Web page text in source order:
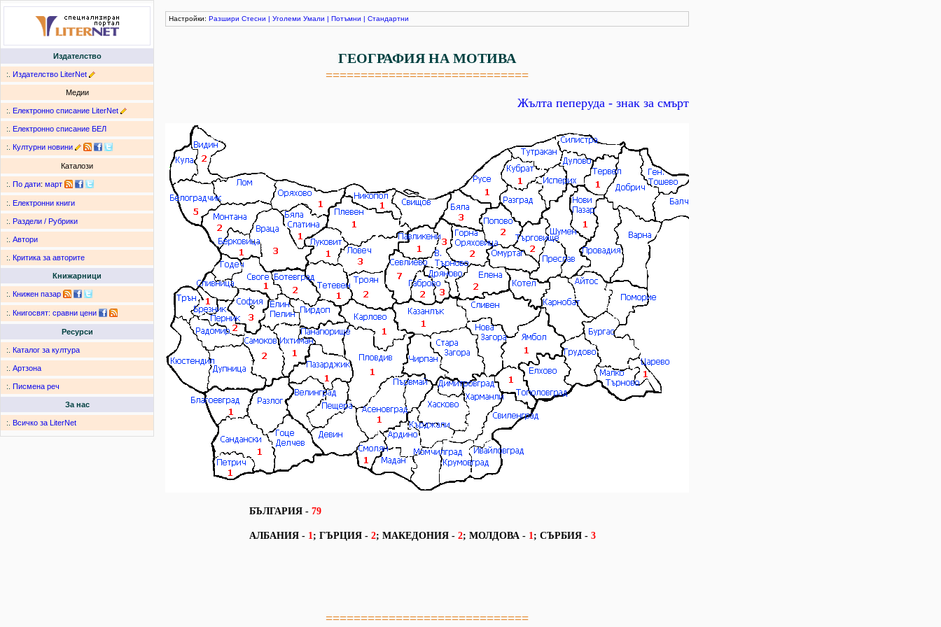
Издателство
:. Издателство LiterNet
Медии
:. Електронно списание LiterNet
:. Електронно списание БЕЛ
:. Културни новини
Каталози
:. По дати: март
:. Електронни книги
:. Раздели / Рубрики
:. Автори
:. Критика за авторите
Книжарници
:. Книжен пазар
:. Книгосвят: сравни цени
Ресурси
:. Каталог за култура
:. Артзона
:. Писмена реч
За нас
:. Всичко за LiterNet
Настройки: Разшири Стесни | Уголеми Умали | Потъмни | Стандартни
ГЕОГРАФИЯ НА МОТИВА
=============================
Жълта пеперуда - знак за смърт
БЪЛГАРИЯ - 79
АЛБАНИЯ - 1; ГЪРЦИЯ - 2; МАКЕДОНИЯ - 2; МОЛДОВА - 1; СЪРБИЯ - 3
=============================